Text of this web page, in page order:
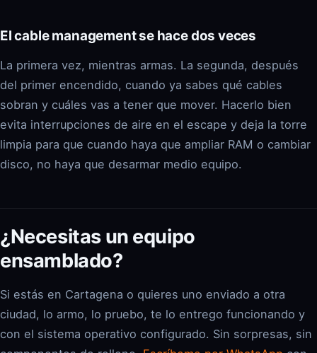
El cable management se hace dos veces
La primera vez, mientras armas. La segunda, después
del primer encendido, cuando ya sabes qué cables
sobran y cuáles vas a tener que mover. Hacerlo bien
evita interrupciones de aire en el escape y deja la torre
limpia para que cuando haya que ampliar RAM o cambiar
disco, no haya que desarmar medio equipo.
¿Necesitas un equipo
ensamblado?
Si estás en Cartagena o quieres uno enviado a otra
ciudad, lo armo, lo pruebo, te lo entrego funcionando y
con el sistema operativo configurado. Sin sorpresas, sin